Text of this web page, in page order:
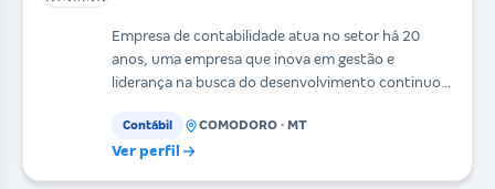
Empresa de contabilidade atua no setor há 20
anos, uma empresa que inova em gestão e
liderança na busca do desenvolvimento continuo
Contábil COMODORO · MT
Ver perfil